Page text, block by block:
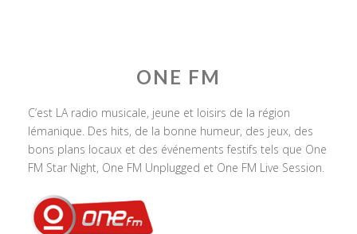
ONE FM
C’est LA radio musicale, jeune et loisirs de la région
lémanique. Des hits, de la bonne humeur, des jeux, des
bons plans locaux et des événements festifs tels que One
FM Star Night, One FM Unplugged et One FM Live Session.